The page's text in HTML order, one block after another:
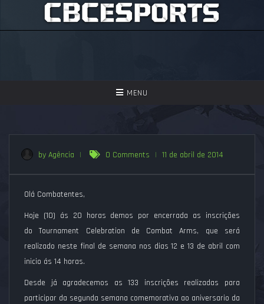
TOGGLE
MENU
ASSISTIR
PERGUNTAS FREQUENTES
SEJA UM APOIADOR!
by Agência | 0 Comments | 11 de abril de 2014
Olá Combatentes,
Hoje (10) ás 20 horas demos por encerrada as inscrições
do Tournament Celebration de Combat Arms, que será
realizado neste final de semana nos dias 12 e 13 de abril com
inicio ás 14 horas.
Desde já agradecemos as 133 inscrições realizadas para
participar da segunda semana comemorativa ao aniversario da